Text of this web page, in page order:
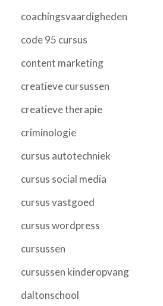
coachingsvaardigheden
code 95 cursus
content marketing
creatieve cursussen
creatieve therapie
criminologie
cursus autotechniek
cursus social media
cursus vastgoed
cursus wordpress
cursussen
cursussen kinderopvang
daltonschool